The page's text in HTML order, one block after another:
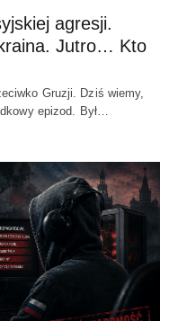
agresji.
Jutro… Kto
Gruzji. Dziś wiemy,
epizod. Był…